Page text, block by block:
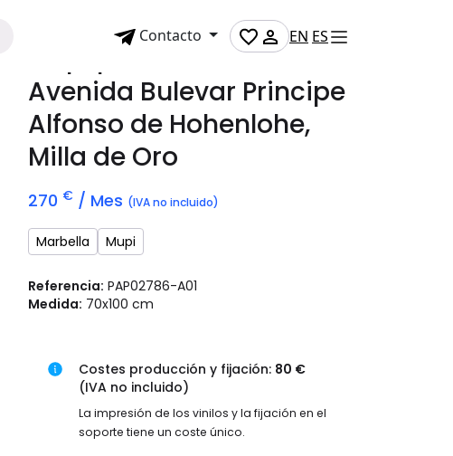
Contacto EN ES
Mupi publicitario en
Avenida Bulevar Principe
Alfonso de Hohenlohe,
Milla de Oro
270 € / Mes (IVA no incluido)
Marbella Mupi
Referencia: PAP02786-A01
Medida: 70x100 cm
Costes producción y fijación: 80 €
(IVA no incluido)
La impresión de los vinilos y la fijación en el
soporte tiene un coste único.